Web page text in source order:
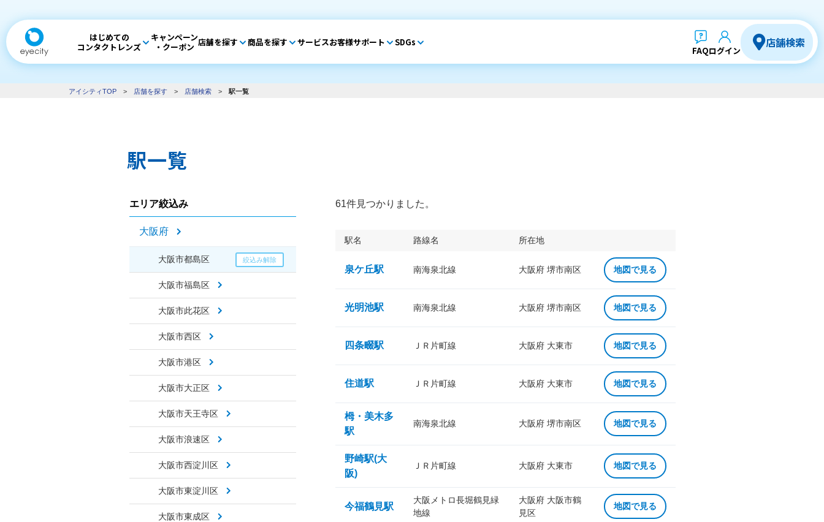
はじめての
コンタクトレンズ
キャンペーン
・クーポン 店舗を探す 商品を探す サービスお客様サポート SDGs
FAQログイン
店舗検索
アイシティTOP > 店舗を探す > 店舗検索 > 駅一覧
駅一覧
エリア絞込み
大阪府
大阪市都島区
大阪市福島区
大阪市此花区
大阪市西区
大阪市港区
大阪市大正区
大阪市天王寺区
大阪市浪速区
大阪市西淀川区
大阪市東淀川区
大阪市東成区
61件見つかりました。
駅名 路線名 所在地
泉ケ丘駅 南海泉北線 大阪府 堺市南区 地図で見る
光明池駅 南海泉北線 大阪府 堺市南区 地図で見る
四条畷駅 ＪＲ片町線 大阪府 大東市 地図で見る
住道駅 ＪＲ片町線 大阪府 大東市 地図で見る
栂・美木多
駅
南海泉北線 大阪府 堺市南区 地図で見る
野崎駅(大
阪)
ＪＲ片町線 大阪府 大東市 地図で見る
今福鶴見駅
大阪メトロ長堀鶴見緑
地線
大阪府 大阪市鶴
見区
地図で見る